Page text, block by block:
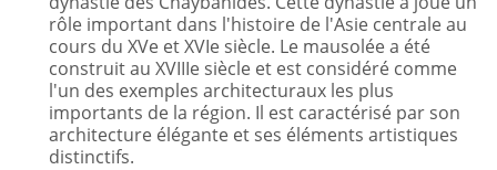
rôle important dans l'histoire de l'Asie centrale au
cours du XVe et XVIe siècle. Le mausolée a été
construit au XVIIIe siècle et est considéré comme
l'un des exemples architecturaux les plus
importants de la région. Il est caractérisé par son
architecture élégante et ses éléments artistiques
distinctifs.